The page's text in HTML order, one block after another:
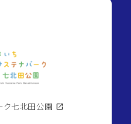
ク七北田公園 open_in_new